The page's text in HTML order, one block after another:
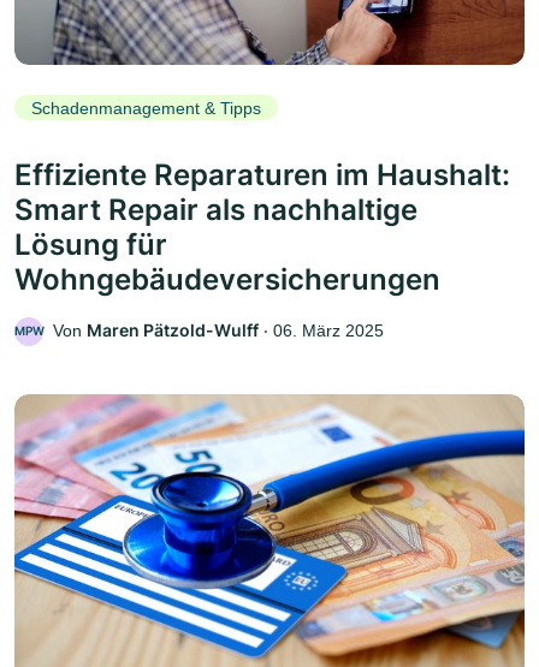
Schadenmanagement & Tipps
Effiziente Reparaturen im Haushalt:
Smart Repair als nachhaltige
Lösung für
Wohngebäudeversicherungen
MPW Von Maren Pätzold-Wulff ‧ 06. März 2025